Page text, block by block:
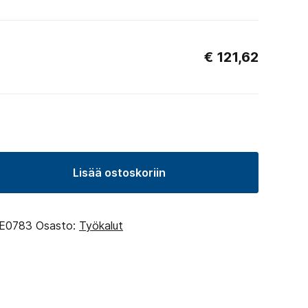
€ 121,62
Lisää ostoskoriin
Osasto: Työkalut